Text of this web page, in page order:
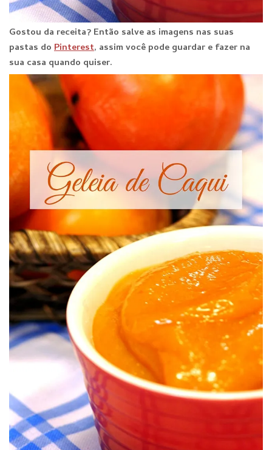
Gostou da receita? Então salve as imagens nas suas
pastas do Pinterest, assim você pode guardar e fazer na
sua casa quando quiser.